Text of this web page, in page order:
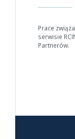
Prace
serwisie
Partnerów.